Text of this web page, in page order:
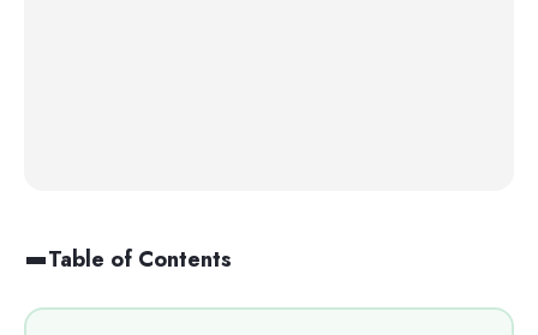
Table of Contents